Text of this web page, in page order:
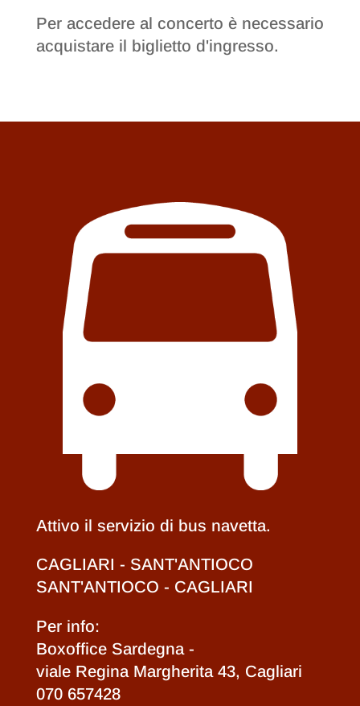
Per accedere al concerto è necessario
acquistare il biglietto d'ingresso.
Attivo il servizio di bus navetta.
CAGLIARI - SANT'ANTIOCO
SANT'ANTIOCO - CAGLIARI
Per info:
Boxoffice Sardegna -
viale Regina Margherita 43, Cagliari
070 657428